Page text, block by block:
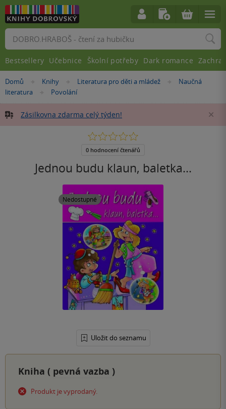
Nacházíte
se
Domů »
Knihy »Literatura pro děti a mládež »
Naučná
literatura
»Povolání
Zásilkovna zdarma celý týden!
Jednou budu klaun, baletka...
Nedostupné
Uložit do seznamu
0.0
5
0 hodnocení čtenářů
Kniha ( pevná vazba )
Produkt je vyprodaný.
Vyhledávání
Bestsellery Učebnice Školní potřeby Dark romance